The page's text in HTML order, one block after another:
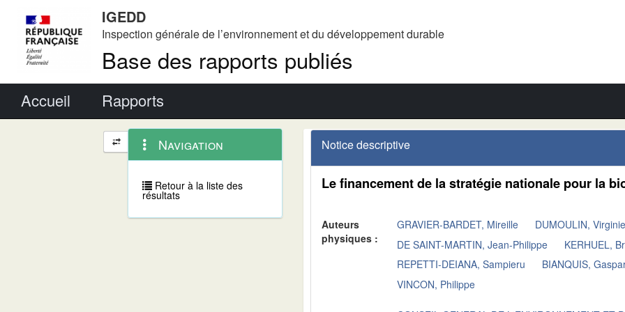
IGEDD
Inspection générale de l’environnement et du développement durable
Base des rapports publiés
Accueil Rapports
Navigation
et
outils
annexes
contextuel
Navigation
Retour à la liste des
résultats
Notice descriptive
Le financement de la stratégie nationale pour la
Auteurs
physiques :
GRAVIER-BARDET, Mireille
DUMOULIN, Virginie
DE SAINT-MARTIN, Jean-Philippe
KERHUEL,
REPETTI-DEIANA, Sampieru
BIANQUIS,
VINCON, Philippe